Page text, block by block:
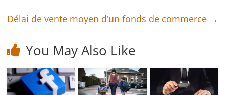
Délai de vente moyen d’un fonds de commerce →
You May Also Like